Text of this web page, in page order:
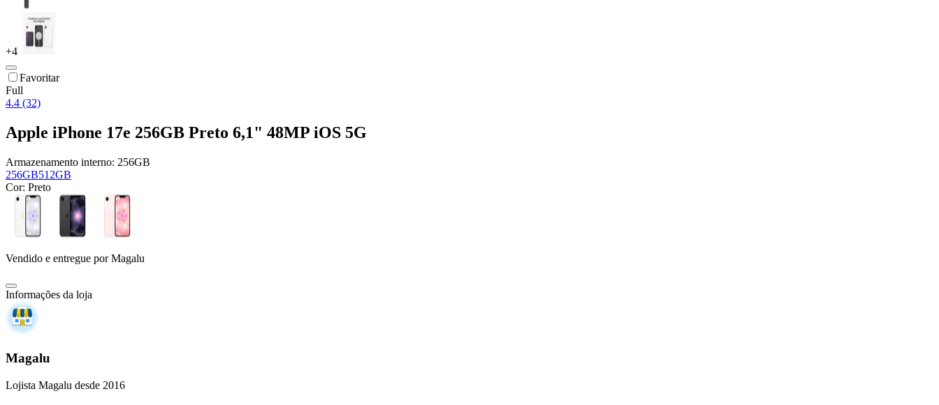
+4
Favoritar
Full
4.4 (32)
Apple iPhone 17e 256GB Preto 6,1" 48MP iOS 5G
Armazenamento interno: 256GB
256GB512GB
Cor: Preto
Vendido e entregue por Magalu
Informações da loja
Magalu
Lojista Magalu desde 2016